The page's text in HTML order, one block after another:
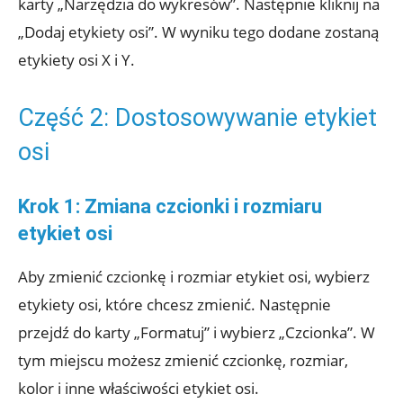
„Dodaj etykiety osi”. W wyniku tego dodane zostaną
etykiety osi X i Y.
Część 2: Dostosowywanie etykiet
osi
Krok 1: Zmiana czcionki i rozmiaru
etykiet osi
Aby zmienić czcionkę i rozmiar etykiet osi, wybierz
etykiety osi, które chcesz zmienić. Następnie
przejdź do karty „Formatuj” i wybierz „Czcionka”. W
tym miejscu możesz zmienić czcionkę, rozmiar,
kolor i inne właściwości etykiet osi.